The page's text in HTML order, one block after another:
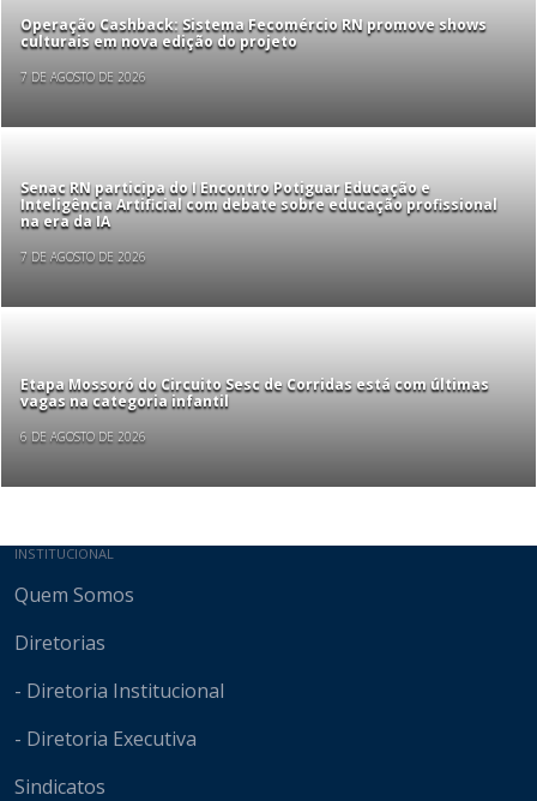
Operação Cashback: Sistema Fecomércio RN promove shows
culturais em nova edição do projeto
7 DE AGOSTO DE 2026
Senac RN participa do I Encontro Potiguar Educação e
Inteligência Artificial com debate sobre educação profissional
na era da IA
7 DE AGOSTO DE 2026
Etapa Mossoró do Circuito Sesc de Corridas está com últimas
vagas na categoria infantil
6 DE AGOSTO DE 2026
Mapa do site
INSTITUCIONAL
Quem Somos
Diretorias
- Diretoria Institucional
- Diretoria Executiva
Sindicatos